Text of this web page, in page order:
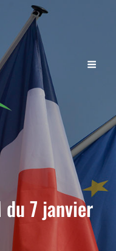
du 7 janvier